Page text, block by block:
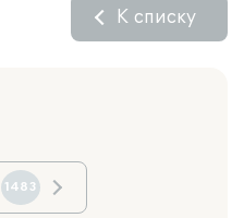
К списку
1483